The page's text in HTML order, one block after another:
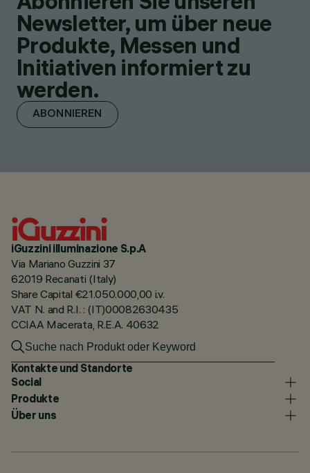
Newsletter, um über neue
Produkte, Messen und
Initiativen informiert zu
werden.
ABONNIEREN
iGuzzini illuminazione S.p.A
Via Mariano Guzzini 37
62019 Recanati (Italy)
Share Capital €21.050.000,00 i.v.
VAT N. and R.I. : (IT)00082630435
CCIAA Macerata, R.E.A. 40632
Kontakte und Standorte
Social
Produkte
Über uns